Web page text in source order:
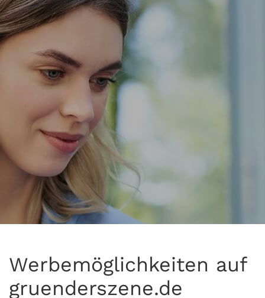
Werbemöglichkeiten auf
gruenderszene.de